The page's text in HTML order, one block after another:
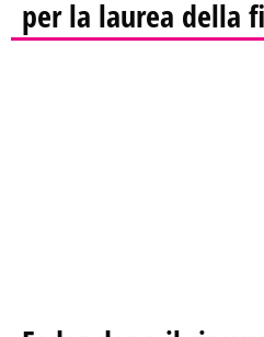
per la laurea della